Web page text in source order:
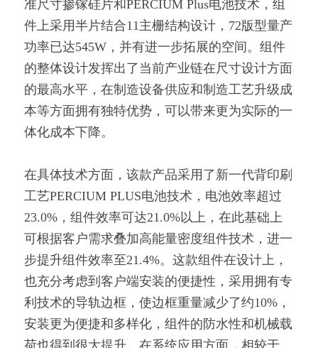
准尺寸掺镓硅片和PERCIUM Plus电池技术，组
件上采用半片结合11主栅结构设计，72版型量产
功率已达545W，并有进一步拓展的空间。组件
的整体设计发挥出了当前产业链在尺寸设计方面
的最高水平，在制造设备供应和制造工艺升级成
本等方面拥有独特优势，可以带来更为实际的一
体化成本下降。
在具体技术方面，该款产品采用了新一代背印刷
工艺PERCIUM PLUS电池技术，电池效率超过
23.0%，组件效率可达21.0%以上，在此基础上
可根据客户需求叠加高能量密度组件技术，进一
步提升组件效率至21.4%。这款组件在设计上，
也充分考虑到客户端安装的便捷性，采用拥有专
利技术的导轨边框，使边框重量减少了约10%，
安装更为便捷和多样化，组件的防水性和机械载
荷也得到很大提升。在系统应用方面，相较于